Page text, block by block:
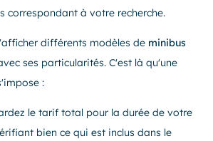
correspondant à votre recherche.
différents modèles de minibus
ses particularités. C'est là qu'une
:
le tarif total pour la durée de votre
bien ce qui est inclus dans le